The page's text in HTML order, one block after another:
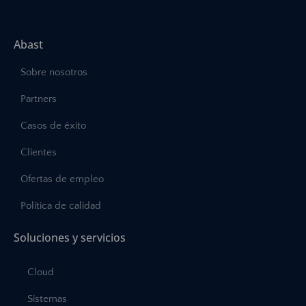
Abast
Sobre nosotros
Partners
Casos de éxito
Clientes
Ofertas de empleo
Política de calidad
Soluciones y servicios
Cloud
Sistemas